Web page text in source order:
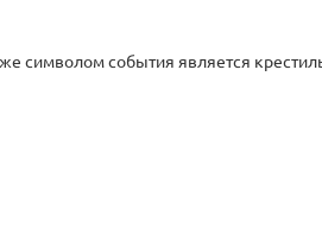
символом события является